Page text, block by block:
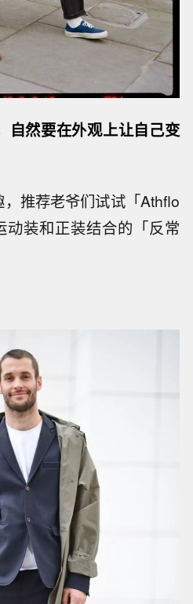
自然要在外观上让自己变
推荐老爷们试试「Athflo
装和正装结合的「反常